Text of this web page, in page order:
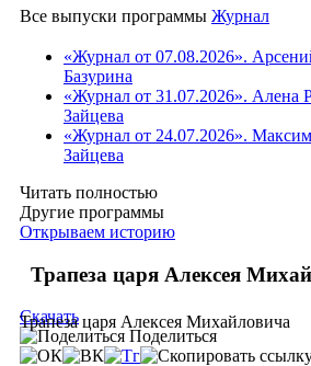
Все выпуски программы Журнал
«Журнал от 07.08.2026».
Базурина
«Журнал от 31.07.2026». Алена
Зайцева
«Журнал от 24.07.2026».
Зайцева
Читать полностью
Другие программы
Открываем историю
Трапеза царя Алексея
Трапеза царя Алексея Михайловича
Скачать
Поделиться